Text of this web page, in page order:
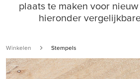
plaats te maken voor
hieronder
Winkelen Stempels